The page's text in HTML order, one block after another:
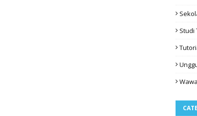
Studi